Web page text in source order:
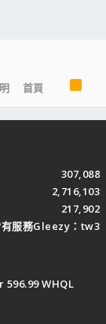
首頁
R
S
S
307,088
2,716,103
217,902
有服務Gleezy：tw3
WHQL